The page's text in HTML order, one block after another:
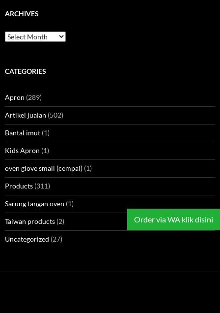
ARCHIVES
Archives
CATEGORIES
Apron (289)
Artikel jualan (502)
Bantal imut (1)
Kids Apron (1)
oven glove small (cempal) (1)
Products (311)
Sarung tangan oven (1)
Taiwan products (2)
Uncategorized (27)
Order via WA klik disini